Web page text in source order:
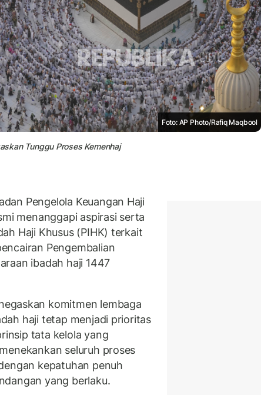
Foto: AP Photo/Rafiq Maqbool
Tunggu Proses Kemenhaj
Pengelola Keuangan Haji
menanggapi aspirasi serta
Haji Khusus (PIHK) terkait
Pengembalian
ibadah haji 1447
komitmen lembaga
haji tetap menjadi prioritas
tata kelola yang
seluruh proses
kepatuhan penuh
yang berlaku.